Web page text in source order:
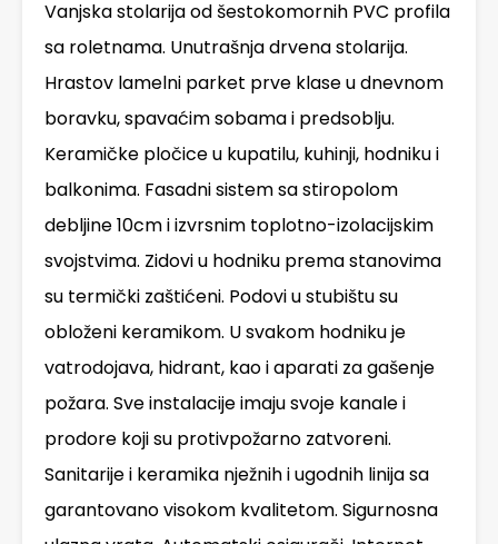
Vanjska stolarija od šestokomornih PVC profila
sa roletnama. Unutrašnja drvena stolarija.
Hrastov lamelni parket prve klase u dnevnom
boravku, spavaćim sobama i predsoblju.
Keramičke pločice u kupatilu, kuhinji, hodniku i
balkonima. Fasadni sistem sa stiropolom
debljine 10cm i izvrsnim toplotno-izolacijskim
svojstvima. Zidovi u hodniku prema stanovima
su termički zaštićeni. Podovi u stubištu su
obloženi keramikom. U svakom hodniku je
vatrodojava, hidrant, kao i aparati za gašenje
požara. Sve instalacije imaju svoje kanale i
prodore koji su protivpožarno zatvoreni.
Sanitarije i keramika nježnih i ugodnih linija sa
garantovano visokom kvalitetom. Sigurnosna